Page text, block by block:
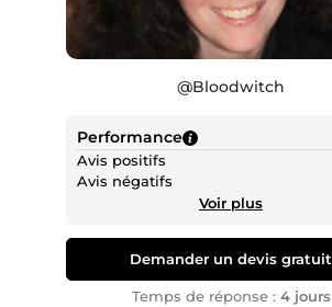
@Bloodwitch
Performance
Avis positifs
Avis négatifs
Voir plus
Demander un devis gratuit
Temps de réponse : 4 jours